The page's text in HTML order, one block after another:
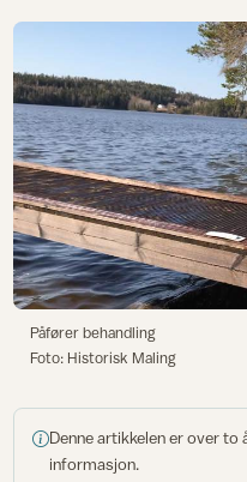
Påfører behandling
Foto: Historisk Maling
Denne artikkelen er over
informasjon.